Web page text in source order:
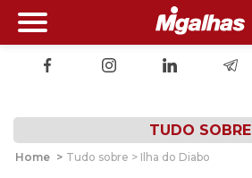
TUDO SOBRE
Home > Tudo sobre > Ilha do Diabo